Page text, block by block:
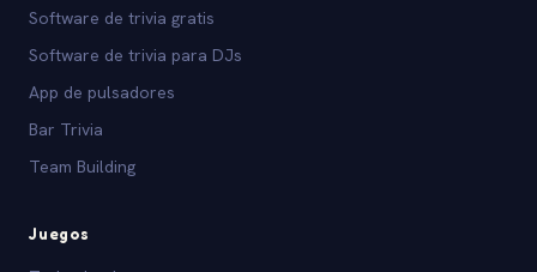
Software de trivia gratis
Software de trivia para DJs
App de pulsadores
Bar Trivia
Team Building
Juegos